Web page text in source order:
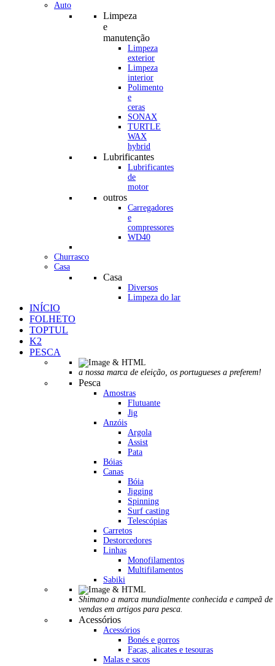
Auto
Limpeza
e
manutenção
Limpeza
exterior
Limpeza
interior
Polimento
e
ceras
SONAX
TURTLE
WAX
hybrid
Lubrificantes
Lubrificantes
de
motor
outros
Carregadores
e
compressores
WD40
Churrasco
Casa
Casa
Diversos
Limpeza do lar
INÍCIO
FOLHETO
TOPTUL
K2
PESCA
a nossa marca de eleição, os portugueses a preferem!
Pesca
Amostras
Flutuante
Jig
Anzóis
Argola
Assist
Pata
Bóias
Canas
Bóia
Jigging
Spinning
Surf casting
Telescópias
Carretos
Destorcedores
Linhas
Monofilamentos
Multifilamentos
Sabiki
Shimano a marca mundialmente conhecida e campeã de
vendas em artigos para pesca.
Acessórios
Acessórios
Bonés e gorros
Facas, alicates e tesouras
Malas e sacos